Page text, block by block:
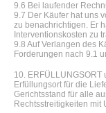
9.6 Bei laufender
9.7 Der Käufer hat uns
zu benachrichtigen. Er
Interventionskosten zu
9.8 Auf Verlangen des
Forderungen nach 9.1
10. ERFÜLLUNGSORT
Erfüllungsort für die
Gerichtsstand für alle
Rechtsstreitigkeiten mit